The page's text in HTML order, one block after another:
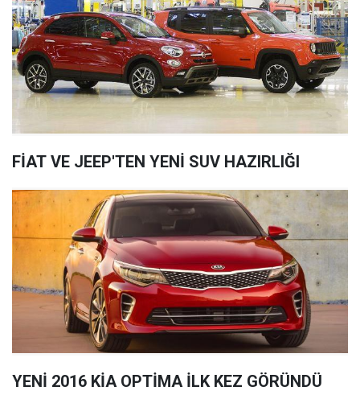
FİAT VE JEEP'TEN YENİ SUV HAZIRLIĞI
YENİ 2016 KİA OPTİMA İLK KEZ GÖRÜNDÜ